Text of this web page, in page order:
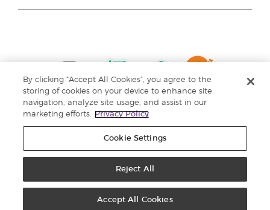
By clicking “Accept All Cookies”, you agree to the
storing of cookies on your device to enhance site
navigation, analyze site usage, and assist in our
marketing efforts.
Privacy Policy
Cookie Settings
Reject All
Accept All Cookies